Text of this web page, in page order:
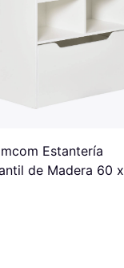
Estantería
de Madera 60 x